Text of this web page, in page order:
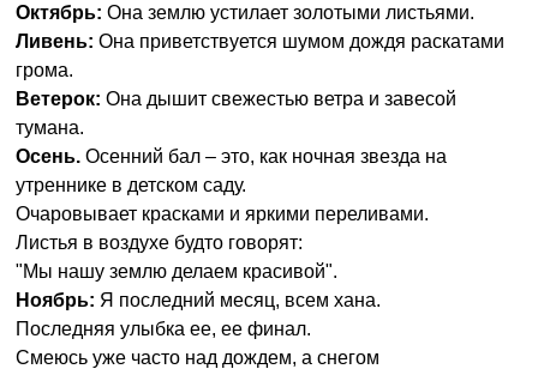
Октябрь: Она землю устилает золотыми листьями.
Ливень: Она приветствуется шумом дождя раскатами
грома.
Ветерок: Она дышит свежестью ветра и завесой
тумана.
Осень. Осенний бал – это, как ночная звезда на
утреннике в детском саду.
Очаровывает красками и яркими переливами.
Листья в воздухе будто говорят:
"Мы нашу землю делаем красивой".
Ноябрь: Я последний месяц, всем хана.
Последняя улыбка ее, ее финал.
Смеюсь уже часто над дождем, а снегом